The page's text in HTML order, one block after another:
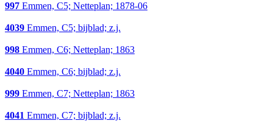
997 Emmen, C5; Netteplan; 1878-06
4039 Emmen, C5; bijblad; z.j.
998 Emmen, C6; Netteplan; 1863
4040 Emmen, C6; bijblad; z.j.
999 Emmen, C7; Netteplan; 1863
4041 Emmen, C7; bijblad; z.j.